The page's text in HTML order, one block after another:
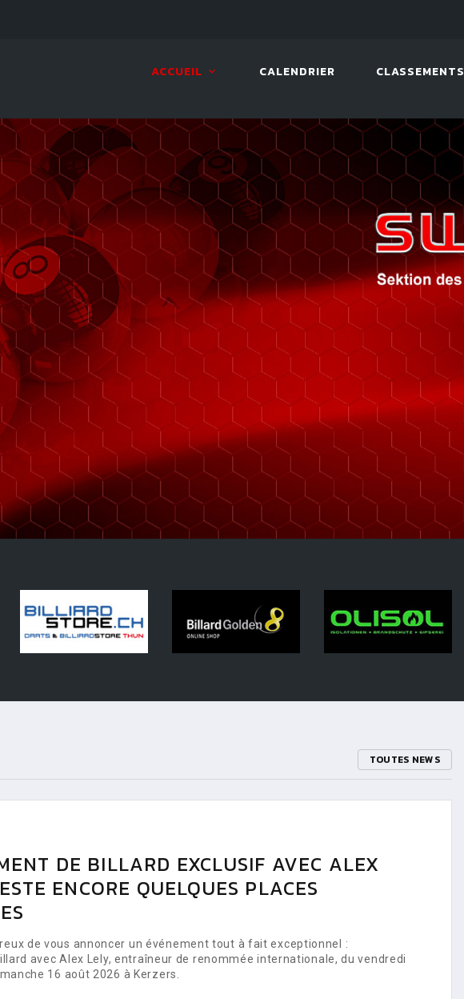
ACCUEIL CALENDRIER CLASSEMENTS
TOUTES NEWS
DE BILLARD EXCLUSIF AVEC ALEX
ENCORE QUELQUES PLACES
de vous annoncer un événement tout à fait exceptionnel :
avec Alex Lely, entraîneur de renommée internationale, du vendredi
16 août 2026 à Kerzers.